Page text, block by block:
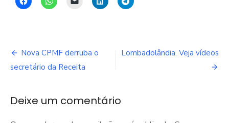
Navegação
de
Nova CPMF derruba o
secretário da Receita
Lombadolândia. Veja vídeos
Deixe um comentário